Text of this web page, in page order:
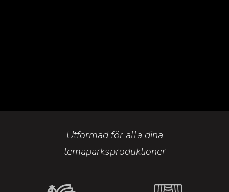
Utformad för alla dina
temaparksproduktioner